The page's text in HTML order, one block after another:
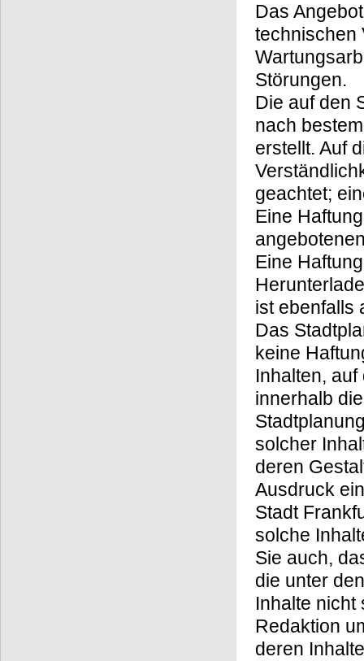
Das
technischen
Störungen.
Die auf den
nach
erstellt. Auf
geachtet;
Eine
Eine
ist ebenfalls
Das
keine
Inhalten,
innerhalb
solcher
deren
Ausdruck
Stadt
solche
Sie auch,
die unter
Inhalte nicht
Redaktion
deren